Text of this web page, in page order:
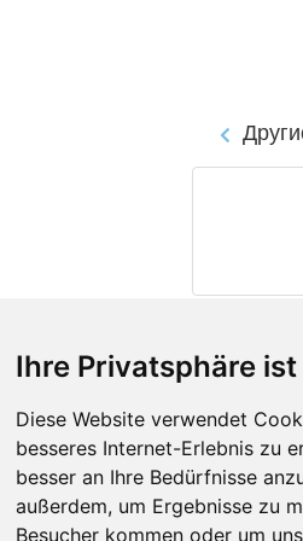
Ihre Privatsphäre
Diese Website verwendet
besseres Internet-Erlebnis zu
besser an Ihre Bedürfnisse
außerdem, um Ergebnisse zu
Besucher kommen oder um
Контакты
Оставить отзыв
Сообщить об ошибке